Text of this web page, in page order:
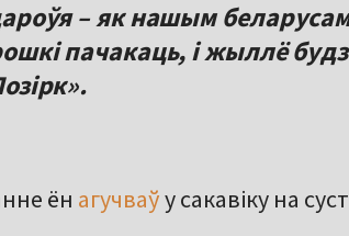
– як нашым
пачакаць, і жыллё
ён агучваўу сакавіку на